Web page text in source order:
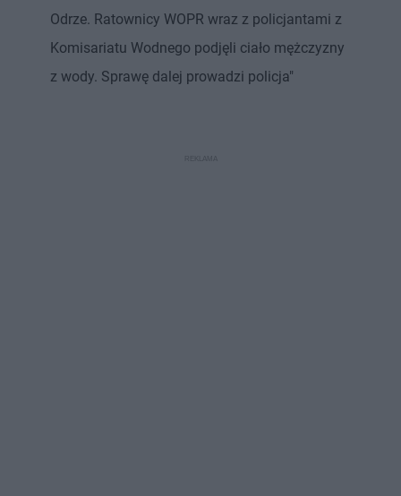
Odrze. Ratownicy WOPR wraz z policjantami z
Komisariatu Wodnego podjęli ciało mężczyzny
z wody. Sprawę dalej prowadzi policja"